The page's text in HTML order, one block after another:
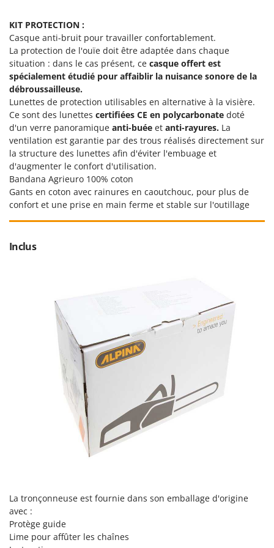
Ribimex
Ripartrak
Ritter
River Systems
Robomow
Rossofuoco
Rover Pompe
Royal Food
Ryobi
S
S.T.P.
Santos
Sbaraglia
Shark
Simatech
Sirman
Smartwood
Spring Protezione
Spyro
Stanley
KIT PROTECTION :
Casque anti-bruit pour travailler confortablement.
La protection de l'ouïe doit être adaptée dans chaque
situation : dans le cas présent, ce casque offert est
spécialement étudié pour affaiblir la nuisance sonore de la
débroussailleuse.
Lunettes de protection utilisables en alternative à la visière.
Ce sont des lunettes certifiées CE en polycarbonate doté
d'un verre panoramique anti-buée et anti-rayures. La
ventilation est garantie par des trous réalisés directement sur
la structure des lunettes afin d'éviter l'embuage et
d'augmenter le confort d'utilisation.
Bandana Agrieuro 100% coton
Gants en coton avec rainures en caoutchouc, pour plus de
confort et une prise en main ferme et stable sur l'outillage
Inclus
La tronçonneuse est fournie dans son emballage d'origine
avec :
Protège guide
Lime pour affûter les chaînes